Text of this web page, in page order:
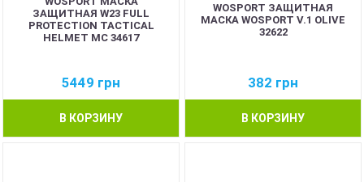
ЗАЩИТНАЯ W23 FULL
PROTECTION TACTICAL
HELMET MC 34617
5449 грн
В КОРЗИНУ
WOSPORT ЗАЩИТНАЯ
МАСКА WOSPORT V.1 OLIVE
32622
382 грн
В КОРЗИНУ